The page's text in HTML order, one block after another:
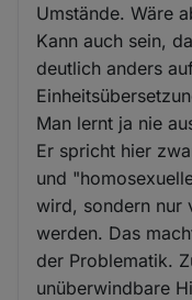
Umstände. Wäre
Kann auch sein,
deutlich anders
Man lernt ja nie
Er spricht hier
und
wird, sondern nur
werden. Das
der Problematik.
unüberwindbare